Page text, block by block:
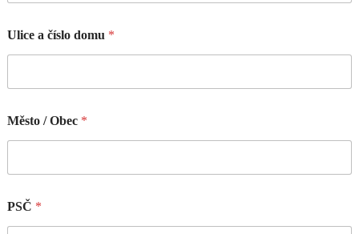
Ulice a číslo domu *
Město / Obec *
PSČ *